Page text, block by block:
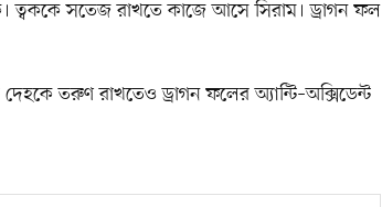
ত্বককে সতেজ রাখতে কাজে আসে সিরাম। ড্রাগন ফল
তরুণ রাখতেও ড্রাগন ফলের অ্যান্টি–অক্সিডেন্ট